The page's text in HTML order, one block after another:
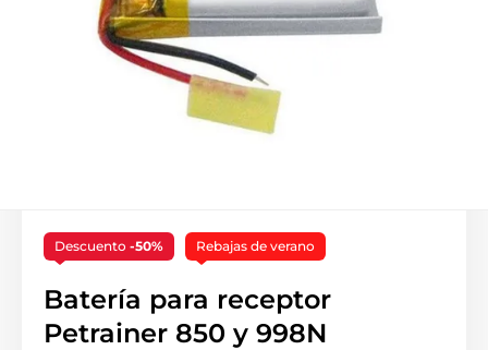
Descuento -50% Rebajas de verano
Batería para receptor
Petrainer 850 y 998N